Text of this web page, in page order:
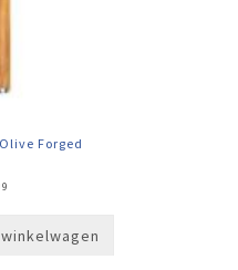
Forged